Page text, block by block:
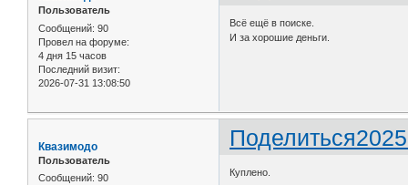
Пользователь
Сообщений: 90
Провел на форуме:
4 дня 15 часов
Последний визит:
2026-07-31 13:08:50
Всё ещё в поиске.
И за хорошие деньги.
Поделиться
Квазимодо
Пользователь
Сообщений: 90
Куплено.